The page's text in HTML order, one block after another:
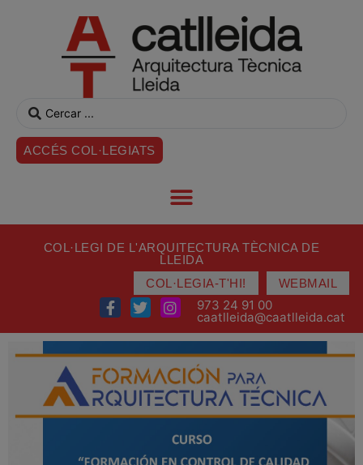
ACCÉS COL·LEGIATS
COL·LEGI DE L'ARQUITECTURA TÈCNICA DE
LLEIDA
COL·LEGIA-T'HI!
WEBMAIL
973 24 91 00
caatlleida@caatlleida.cat